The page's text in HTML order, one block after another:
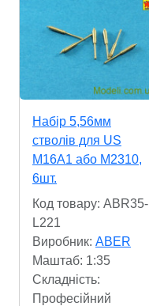
Набір 5,56мм
стволів для US
M16A1 або M2310,
6шт.
Код товару: ABR35-
L221
Виробник: ABER
Маштаб: 1:35
Складність:
Професійний